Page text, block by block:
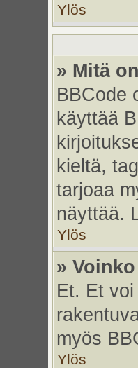
Ylös
» Mitä
BBCode
käyttää
kieltä,
tarjoaa
näyttää.
Ylös
»
Et. Et
myös
Ylös